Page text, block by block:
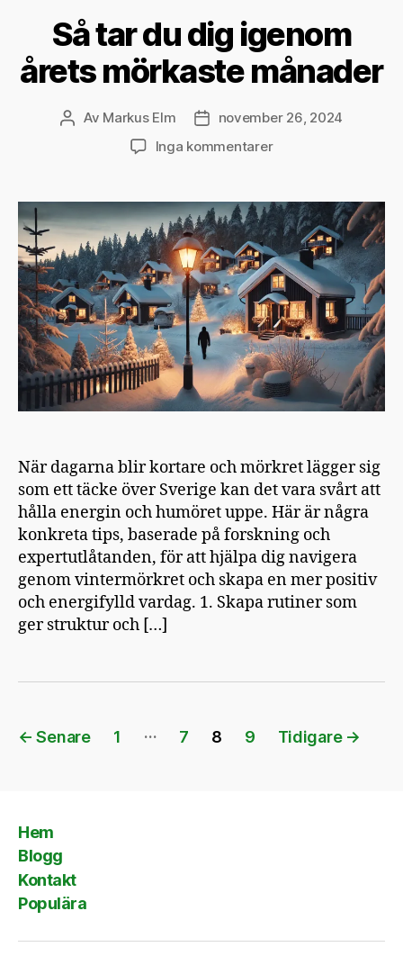
Så tar du dig igenom
årets mörkaste månader
Inläggsförfattare
Av Markus Elm Inläggsdatum
november 26, 2024
Inga kommentarertill
du
dig
igenom
årets
mörkaste
månader
När dagarna blir kortare och mörkret lägger sig
som ett täcke över Sverige kan det vara svårt att
hålla energin och humöret uppe. Här är några
konkreta tips, baserade på forskning och
expertutlåtanden, för att hjälpa dig navigera
genom vintermörkret och skapa en mer positiv
och energifylld vardag. 1. Skapa rutiner som
ger struktur och […]
Sidnumrering
← Senare 1 … 7 8 9 Tidigare →
Hem
Blogg
Kontakt
Populära